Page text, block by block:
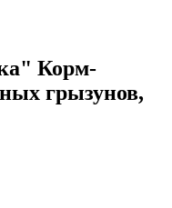
Корм-
грызунов,